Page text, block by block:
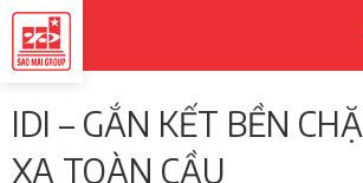
IDI – GẮN KẾT BỀN
XA TOÀN CẦU